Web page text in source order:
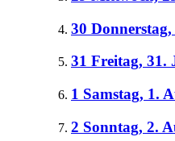
30
31 Freitag, 31.
1 Samstag, 1.
2 Sonntag, 2.